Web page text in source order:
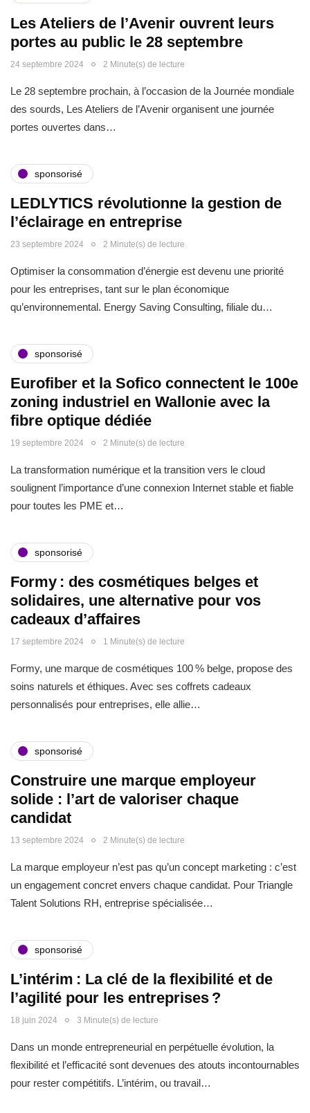
Les Ateliers de l’Avenir ouvrent leurs
portes au public le 28 septembre
24 septembre 2024 2 Minute(s) de lecture
Le 28 septembre prochain, à l’occasion de la Journée mondiale
des sourds, Les Ateliers de l’Avenir organisent une journée
portes ouvertes dans…
sponsorisé
LEDLYTICS révolutionne la gestion de
l’éclairage en entreprise
23 septembre 2024 2 Minute(s) de lecture
Optimiser la consommation d’énergie est devenu une priorité
pour les entreprises, tant sur le plan économique
qu’environnemental. Energy Saving Consulting, filiale du…
sponsorisé
Eurofiber et la Sofico connectent le 100e
zoning industriel en Wallonie avec la
fibre optique dédiée
19 septembre 2024 2 Minute(s) de lecture
La transformation numérique et la transition vers le cloud
soulignent l’importance d’une connexion Internet stable et fiable
pour toutes les PME et…
sponsorisé
Formy : des cosmétiques belges et
solidaires, une alternative pour vos
cadeaux d’affaires
17 septembre 2024 1 Minute(s) de lecture
Formy, une marque de cosmétiques 100 % belge, propose des
soins naturels et éthiques. Avec ses coffrets cadeaux
personnalisés pour entreprises, elle allie…
sponsorisé
Construire une marque employeur
solide : l’art de valoriser chaque
candidat
13 septembre 2024 2 Minute(s) de lecture
La marque employeur n’est pas qu’un concept marketing : c’est
un engagement concret envers chaque candidat. Pour Triangle
Talent Solutions RH, entreprise spécialisée…
sponsorisé
L’intérim : La clé de la flexibilité et de
l’agilité pour les entreprises ?
18 juin 2024 3 Minute(s) de lecture
Dans un monde entrepreneurial en perpétuelle évolution, la
flexibilité et l’efficacité sont devenues des atouts incontournables
pour rester compétitifs. L’intérim, ou travail…